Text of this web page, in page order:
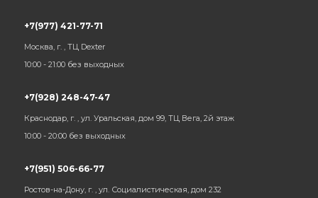
+7(977) 421-77-71
Москва, г. , ТЦ Dexter
10:00 - 21:00 без выходных
+7(928) 248-47-47
Краснодар, г. , ул. Уральская, дом 99, ТЦ Вега, 2й этаж
10:00 - 20:00 без выходных
+7(951) 506-66-77
Ростов-на-Дону, г. , ул. Социалистическая, дом 232